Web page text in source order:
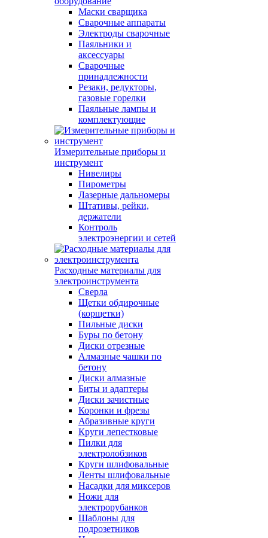
Маски сварщика
Сварочные аппараты
Электроды сварочные
Паяльники и
аксессуары
Сварочные
принадлежности
Резаки, редукторы,
газовые горелки
Паяльные лампы и
комплектующие
Измерительные приборы и
инструмент
Нивелиры
Пирометры
Лазерные дальномеры
Штативы, рейки,
держатели
Контроль
электроэнергии и сетей
Расходные материалы для
электроинструмента
Сверла
Щетки обдирочные
(корщетки)
Пильные диски
Буры по бетону
Диски отрезные
Алмазные чашки по
бетону
Диски алмазные
Биты и адаптеры
Диски зачистные
Коронки и фрезы
Абразивные круги
Круги лепестковые
Пилки для
электролобзиков
Круги шлифовальные
Ленты шлифовальные
Насадки для миксеров
Ножи для
электрорубанков
Шаблоны для
подрозетников